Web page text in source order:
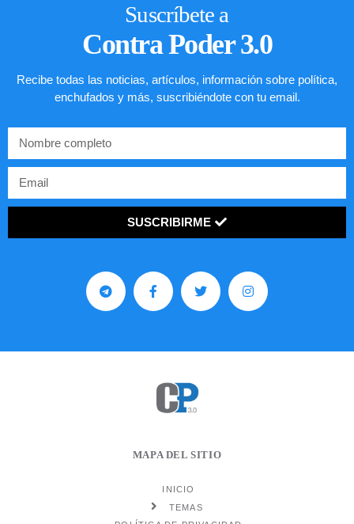
Suscríbete a
Contra Poder 3.0
Recibe todas las noticias, artículos, información sobre política,
enchufados y más, suscribiéndote con tu email.
SUSCRIBIRME
MAPA DEL SITIO
INICIO
TEMAS